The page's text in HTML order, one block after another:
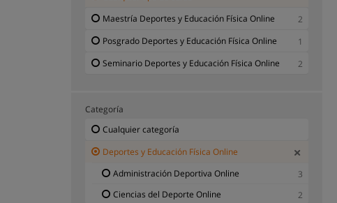
Maestría Deportes y Educación Física Online
2
Posgrado Deportes y Educación Física Online
1
Seminario Deportes y Educación Física Online
2
Categoría
Cualquier categoría
Deportes y Educación Física Online
Administración Deportiva Online
3
Ciencias del Deporte Online
2